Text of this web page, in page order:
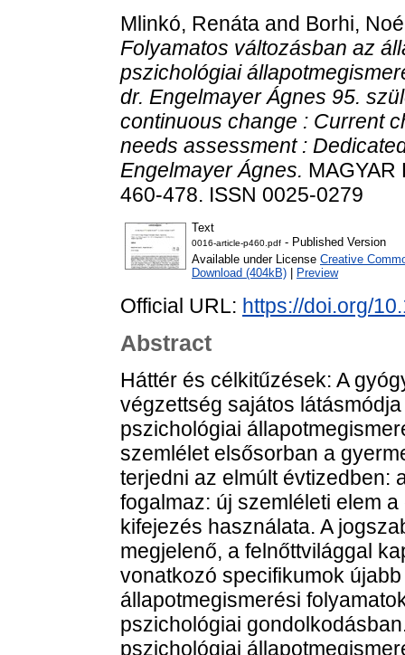
Mlinkó, Renáta and Borhi,
Folyamatos változásban az
pszichológiai
dr. Engelmayer Ágnes 95.
continuous change : Current
needs assessment :
Engelmayer Ágnes. MAGYAR
460-478. ISSN 0025-0279
Text
0016-article-p460.pdf - Published Version
Available under License Creative
Download (404kB)
Preview
Official URL: https://doi.org/
Abstract
Háttér és célkitűzések: A
végzettség sajátos
pszichológiai
szemlélet elsősorban a
terjedni az elmúlt évtizedben:
fogalmaz: új szemléleti elem
kifejezés használata. A
megjelenő, a felnőttvilággal
vonatkozó specifikumok
állapotmegismerési
pszichológiai
pszichológiai